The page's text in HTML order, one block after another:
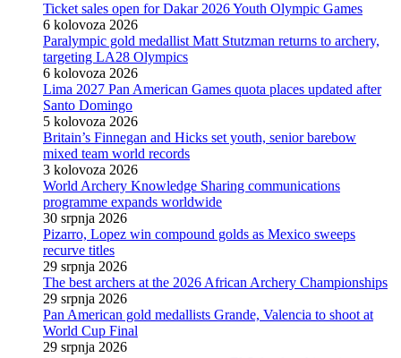
Ticket sales open for Dakar 2026 Youth Olympic Games
6 kolovoza 2026
Paralympic gold medallist Matt Stutzman returns to archery,
targeting LA28 Olympics
6 kolovoza 2026
Lima 2027 Pan American Games quota places updated after
Santo Domingo
5 kolovoza 2026
Britain’s Finnegan and Hicks set youth, senior barebow
mixed team world records
3 kolovoza 2026
World Archery Knowledge Sharing communications
programme expands worldwide
30 srpnja 2026
Pizarro, Lopez win compound golds as Mexico sweeps
recurve titles
29 srpnja 2026
The best archers at the 2026 African Archery Championships
29 srpnja 2026
Pan American gold medallists Grande, Valencia to shoot at
World Cup Final
29 srpnja 2026